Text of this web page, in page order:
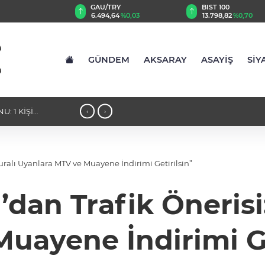
GAU/TRY
6.494,64%0,03
BIST 100
13.798,82%0,70
GÜNDEM AKSARAY ASAYİŞ
1 KİŞİ 16:15 - STK TEMSİLCİLERİNDEN
‹ ›
Uyanlara MTV ve Muayene İndirimi Getirilsin”
Trafik
İndirimi